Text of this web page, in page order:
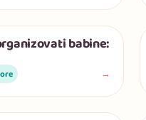
babine:
→